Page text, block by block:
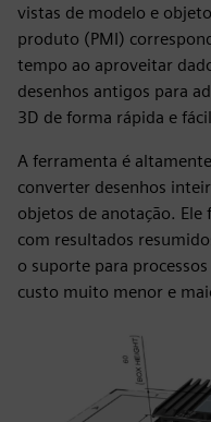
vistas de modelo e
produto (PMI)
tempo ao aproveitar
desenhos antigos para
3D de forma rápida e
A ferramenta é
converter desenhos
objetos de anotação.
com resultados
o suporte para
custo muito menor e